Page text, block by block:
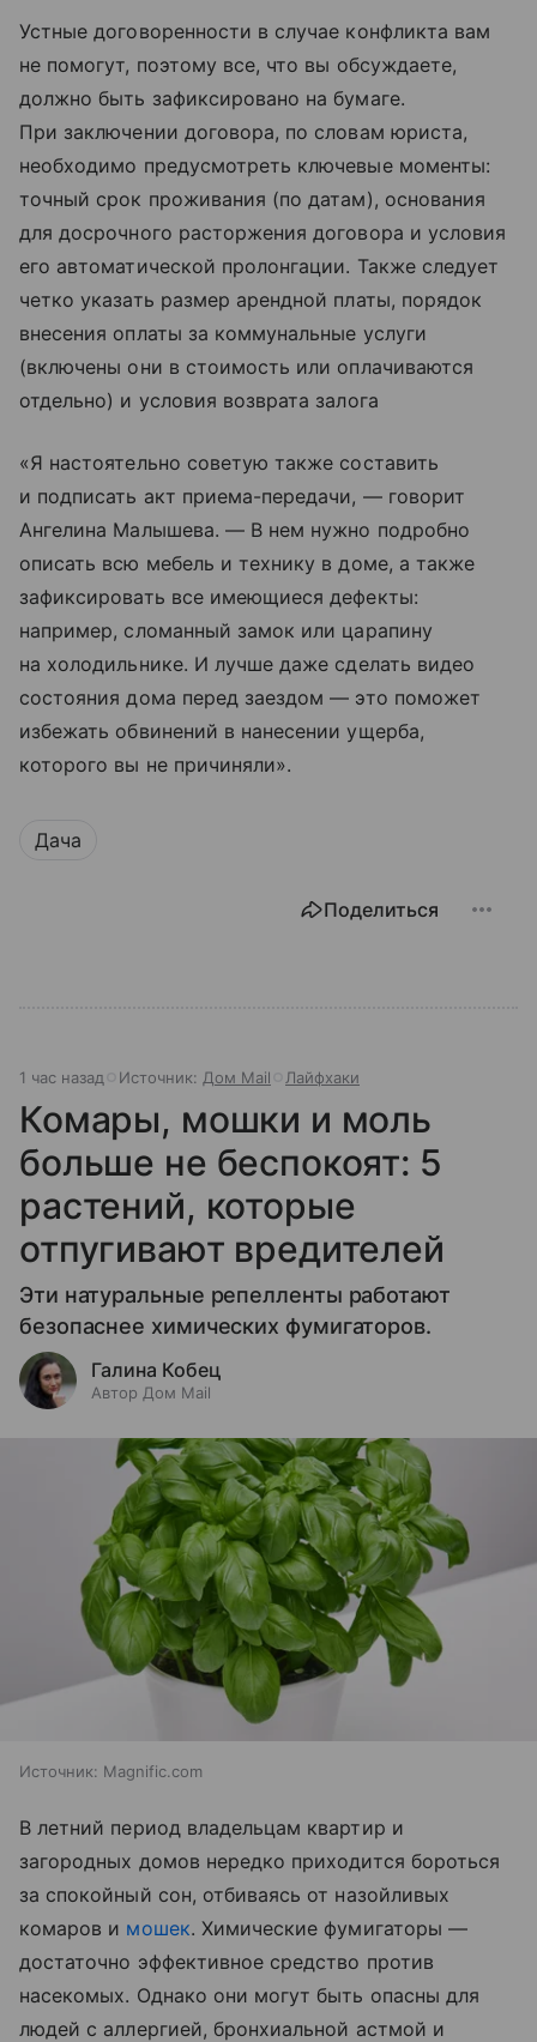
Устные договоренности в случае конфликта вам
не помогут, поэтому все, что вы обсуждаете,
должно быть зафиксировано на бумаге.
При заключении договора, по словам юриста,
необходимо предусмотреть ключевые моменты:
точный срок проживания (по датам), основания
для досрочного расторжения договора и условия
его автоматической пролонгации. Также следует
четко указать размер арендной платы, порядок
внесения оплаты за коммунальные услуги
(включены они в стоимость или оплачиваются
отдельно) и условия возврата залога
«Я настоятельно советую также составить
и подписать акт приема-передачи, — говорит
Ангелина Малышева. — В нем нужно подробно
описать всю мебель и технику в доме, а также
зафиксировать все имеющиеся дефекты:
например, сломанный замок или царапину
на холодильнике. И лучше даже сделать видео
состояния дома перед заездом — это поможет
избежать обвинений в нанесении ущерба,
которого вы не причиняли».
Дача
Поделиться
1 час назад Источник: Дом Mail Лайфхаки
Комары, мошки и моль
больше не беспокоят: 5
растений, которые
отпугивают вредителей
Эти натуральные репелленты работают
безопаснее химических фумигаторов.
Галина Кобец
Автор Дом Mail
Источник: Magnific.com
В летний период владельцам квартир и
загородных домов нередко приходится бороться
за спокойный сон, отбиваясь от назойливых
комаров и мошек. Химические фумигаторы —
достаточно эффективное средство против
насекомых. Однако они могут быть опасны для
людей с аллергией, бронхиальной астмой и